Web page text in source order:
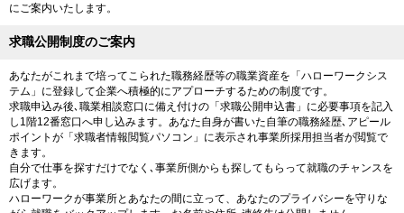
にご案内いたします。
求職公開制度のご案内
あなたがこれまで培ってこられた職務経歴等の職業資産を「ハローワークシス
テム」に登録して企業へ積極的にアプローチするための制度です。
求職申込み後､職業相談窓口に備え付けの「求職公開申込書」に必要事項を記入
し1階12番窓口へ申し込みます。あなた自身が書いた自筆の職務経歴､アピール
ポイントが「求職者情報閲覧パソコン」に表示され事業所採用担当者が閲覧で
きます。
自分で仕事を探すだけでなく､事業所側からも探してもらって就職のチャンスを
広げます。
ハローワークが事業所とあなたの間に立って、あなたのプライバシーを守りな